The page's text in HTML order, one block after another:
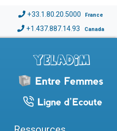
+33.1.80.20.5000 France
+1.437.887.14.93 Canada